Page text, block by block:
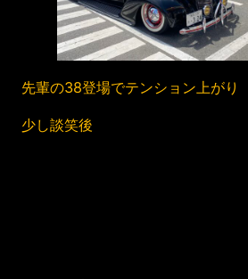
先輩の38登場でテンション上がり
少し談笑後